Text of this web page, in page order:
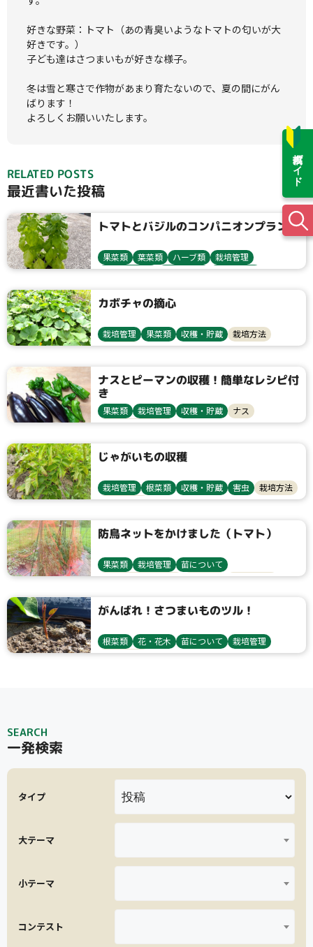
投稿ガイド
好きな野菜：トマト（あの青臭いようなトマトの匂いが大
好きです。）
子ども達はさつまいもが好きな様子。
冬は雪と寒さで作物があまり育たないので、夏の間にがん
ばります！
よろしくお願いいたします。
RELATED POSTS
最近書いた投稿
トマトとバジルのコンパニオンプランツ
果菜類 葉菜類 ハーブ類
栽培管理
健康野菜球根
種について
苗について
ネギ
バジル 栽培方法
カボチャの摘心
栽培管理 果菜類 収穫・貯蔵
栽培方法
カボチャ
ナスとピーマンの収穫！簡単なレシピ付
き
果菜類 栽培管理 収穫・貯蔵
ナス
ピーマン・唐辛子
じゃがいもの収穫
栽培管理 根菜類 収穫・貯蔵 害虫
栽培方法
じゃがいも
防鳥ネットをかけました（トマト）
果菜類 栽培管理
苗について
トマト・ミニトマト
栽培方法 鳥獣害対策
がんばれ！さつまいものツル！
根菜類 花・花木 苗について
栽培管理
サツマイモ
SEARCH
一発検索
タイプ
大テーマ
小テーマ
コンテスト